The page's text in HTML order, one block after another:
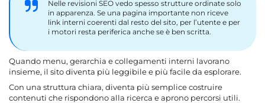
Nelle revisioni SEO vedo spesso strutture ordinate solo
in apparenza. Se una pagina importante non riceve
link interni coerenti dal resto del sito, per l’utente e per
i motori resta periferica anche se è ben scritta.
Quando menu, gerarchia e collegamenti interni lavorano
insieme, il sito diventa più leggibile e più facile da esplorare.
Con una struttura chiara, diventa più semplice costruire
contenuti che rispondono alla ricerca e aprono percorsi utili.